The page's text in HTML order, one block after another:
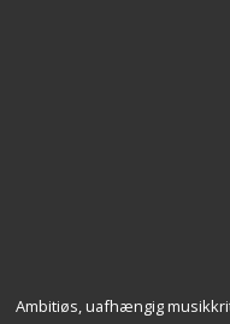
Ambitiøs, uafhængig